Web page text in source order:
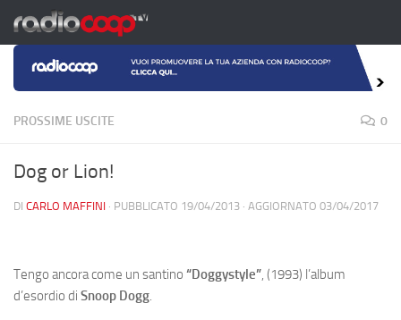
Salta al contenuto
PROSSIME USCITE 0
Dog or Lion!
DI CARLO MAFFINI · PUBBLICATO 19/04/2013 · AGGIORNATO 03/04/2017
Tengo ancora come un santino “Doggystyle”, (1993) l’album
d’esordio di Snoop Dogg.